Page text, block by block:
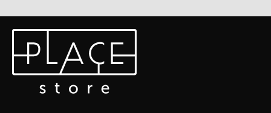
Odoberať newsletter
Vložte svoj e-mail a my Vám budeme zasielať informácie
o nových produktoch na našom e-shope.